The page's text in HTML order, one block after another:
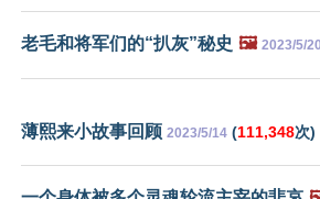
老毛和将军们的“扒灰”秘史 🖼️ 2023/5/20
薄熙来小故事回顾 2023/5/14 (111,348次)